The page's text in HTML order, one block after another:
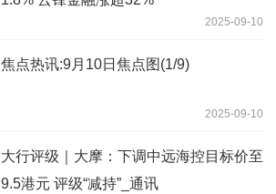
2025-09-10
焦点热讯:9月10日焦点图(1/9)
2025-09-10
大行评级｜大摩：下调中远海控目标价至
9.5港元 评级“减持”_通讯